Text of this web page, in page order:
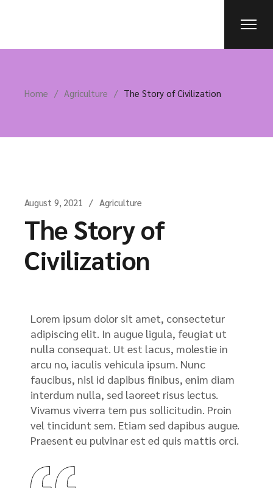
Home Agriculture The Story of Civilization
August 9, 2021 Agriculture
The Story of
Civilization
Lorem ipsum dolor sit amet, consectetur
adipiscing elit. In augue ligula, feugiat ut
nulla consequat. Ut est lacus, molestie in
arcu no, iaculis vehicula ipsum. Nunc
faucibus, nisl id dapibus finibus, enim diam
interdum nulla, sed laoreet risus lectus.
Vivamus viverra tem pus sollicitudin. Proin
vel tincidunt sem. Etiam sed dapibus augue.
Praesent eu pulvinar est ed quis mattis orci.